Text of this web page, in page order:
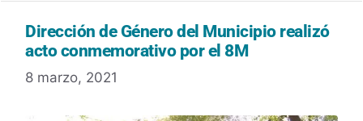
Dirección de Género del Municipio realizó
acto conmemorativo por el 8M
8 marzo, 2021